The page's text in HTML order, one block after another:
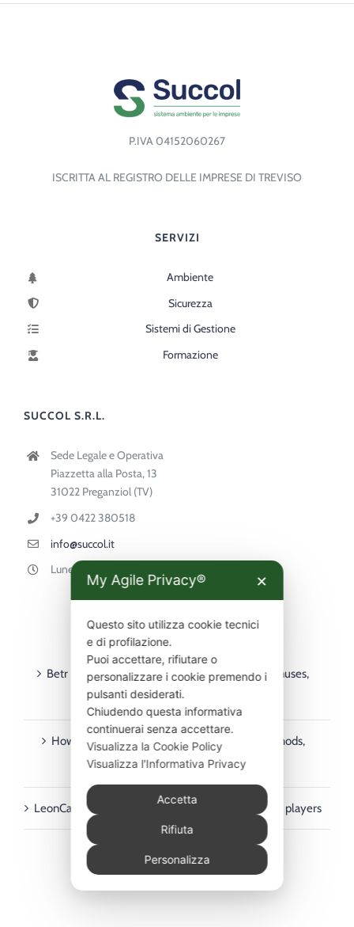
P.IVA 04152060267
ISCRITTA AL REGISTRO DELLE IMPRESE DI TREVISO
SERVIZI
Ambiente
Sicurezza
Sistemi di Gestione
Formazione
SUCCOL S.R.L.
Sede Legale e Operativa
Piazzetta alla Posta, 13
31022 Preganziol (TV)
+39 0422 380518
info@succol.it
Lunedì-Venerdì 9:00-18:00
ULTIMI ARTICOLI
Betr PointsBet guide for Australian players – bonuses,
deposits, withdrawals & mobile
How to Use Rainbet in Australia: Payment Methods,
Deposits & Withdrawals Guide
LeonCasino payment methods guide for Australian players
My Agile Privacy® ✕
Questo sito utilizza cookie tecnici
e di profilazione.
Puoi accettare, rifiutare o
personalizzare i cookie premendo i
pulsanti desiderati.
Chiudendo questa informativa
continuerai senza accettare.
Visualizza la Cookie Policy
Visualizza l'Informativa Privacy
Accetta
Rifiuta
Personalizza